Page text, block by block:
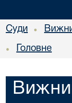
Суди •
• Головне